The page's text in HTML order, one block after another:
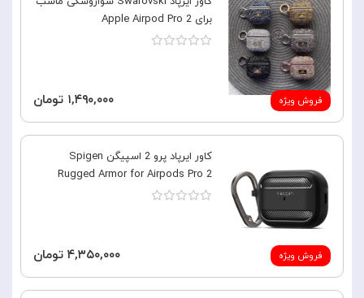
فروش ویژه
برای 2 Apple Airpod Pro
۱,۴۹۰,۰۰۰ تومان
فروش ویژه
کاور ایرپاد پرو 2 اسپیگن Spigen
Rugged Armor for Airpods Pro 2
۴,۳۵۰,۰۰۰ تومان